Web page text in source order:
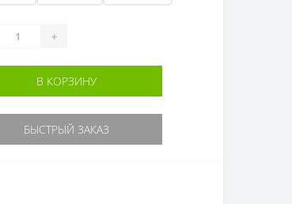
+
В КОРЗИНУ
БЫСТРЫЙ ЗАКАЗ